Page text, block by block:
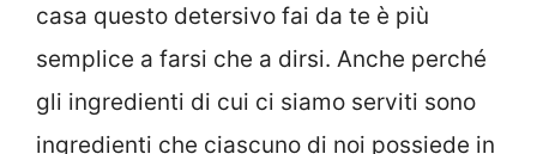
casa questo detersivo fai da te è più
semplice a farsi che a dirsi. Anche perché
gli ingredienti di cui ci siamo serviti sono
ingredienti che ciascuno di noi possiede in